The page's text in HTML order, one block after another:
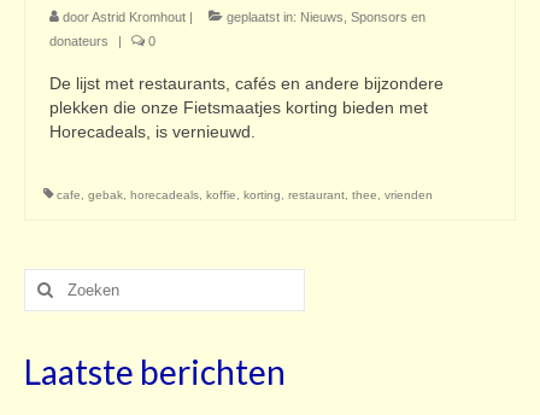
doorAstrid Kromhout | geplaatst in: Nieuws Sponsors en
donateurs
| 0
De lijst met restaurants, cafés en andere bijzondere
plekken die onze Fietsmaatjes korting bieden met
Horecadeals, is vernieuwd.
cafe gebak horecadeals koffie korting restaurant thee vrienden
Zoeken
naar:
Laatste berichten